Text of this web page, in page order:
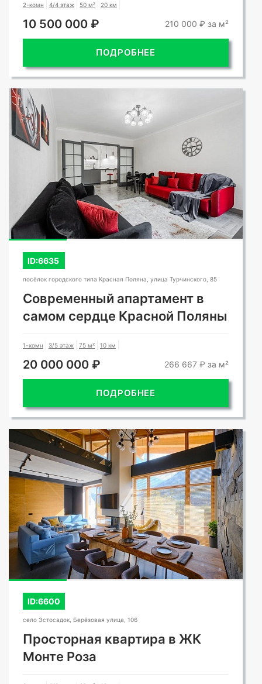
2-комн 4/4 этаж 50 м² 20 км
10 500 000 ₽ 210 000 ₽ за м²
ПОДРОБНЕЕ
СМОТРЕТЬ ВСЕ ФОТО
ID:6635
посёлок городского типа Красная Поляна, улица Турчинского, 85
Современный апартамент в
самом сердце Красной Поляны
1-комн 3/5 этаж 75 м² 10 км
20 000 000 ₽ 266 667 ₽ за м²
ПОДРОБНЕЕ
СМОТРЕТЬ ВСЕ ФОТО
ID:6600
село Эстосадок, Берёзовая улица, 106
Просторная квартира в ЖК
Монте Роза